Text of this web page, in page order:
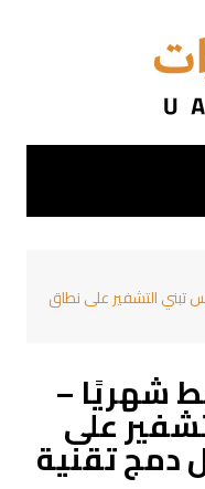
التشفير على نطاق
شهريًا –
على
دمج تقنية